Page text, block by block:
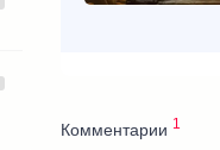
Комментарии 1